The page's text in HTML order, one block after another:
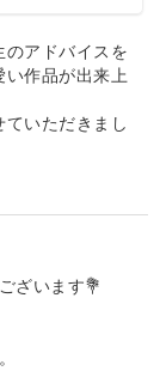
アドバイスを
作品が出来上
いただきまし
ざいます💐